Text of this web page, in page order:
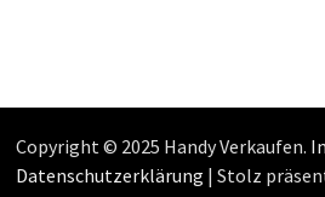
Copyright © 2025 Handy Verkaufen.
Datenschutzerklärung | Stolz